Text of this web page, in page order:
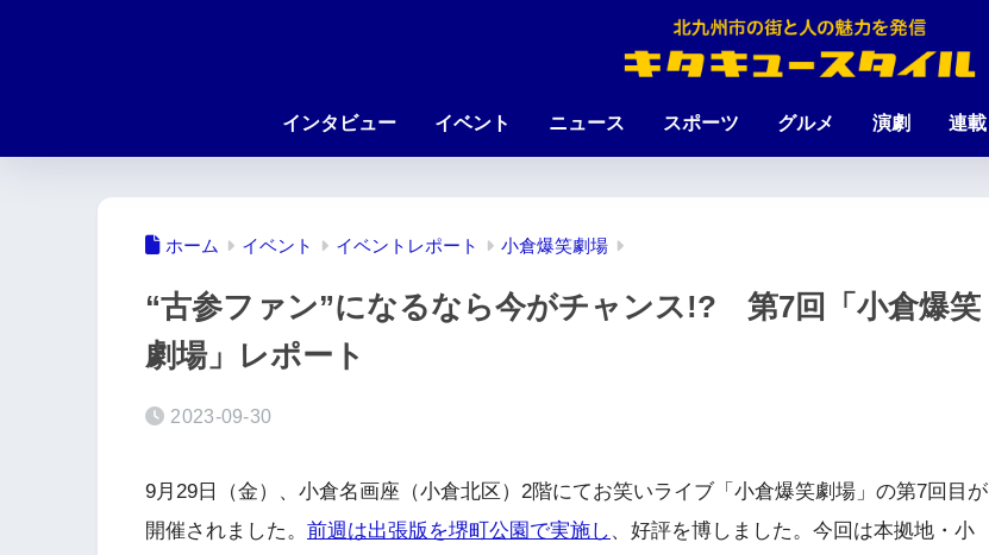
インタビュー イベント ニュース スポーツ グルメ 演劇 連載
ホーム イベント イベントレポート 小倉爆笑劇場
“古参ファン”になるなら今がチャンス!? 第7回「小倉爆笑
劇場」レポート
2023-09-30
9月29日（金）、小倉名画座（小倉北区）2階にてお笑いライブ「小倉爆笑劇場」の第7回目が
開催されました。 前週は出張版を堺町公園で実施し 、好評を博しました。今回は本拠地・小